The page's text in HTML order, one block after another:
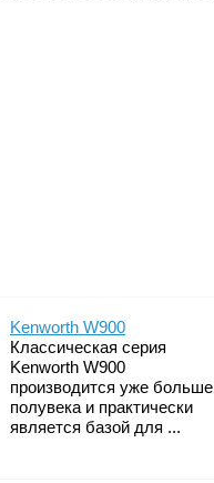
Kenworth W900
Классическая серия
Kenworth W900
производится уже больше
полувека и практически
является базой для ...